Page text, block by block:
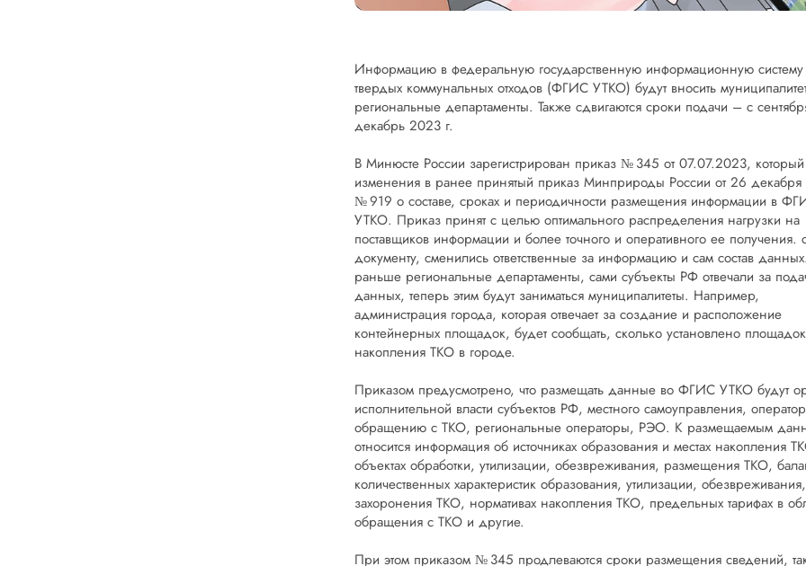
Информацию в федеральную государственную информационную систему
твердых коммунальных отходов (ФГИС УТКО) будут вносить
региональные департаменты. Также сдвигаются сроки подачи – с
декабрь 2023 г.
В Минюсте России зарегистрирован приказ № 345 от 07.07.2023, который
изменения в ранее принятый приказ Минприроды России от 26 декабря
№ 919 о составе, сроках и периодичности размещения информации в
УТКО. Приказ принят с целью оптимального распределения нагрузки на
поставщиков информации и более точного и оперативного ее получения.
документу, сменились ответственные за информацию и сам состав
раньше региональные департаменты, сами субъекты РФ отвечали за
данных, теперь этим будут заниматься муниципалитеты. Например,
администрация города, которая отвечает за создание и расположение
контейнерных площадок, будет сообщать, сколько установлено площадок
накопления ТКО в городе.
Приказом предусмотрено, что размещать данные во ФГИС УТКО будут
исполнительной власти субъектов РФ, местного самоуправления,
обращению с ТКО, региональные операторы, РЭО. К размещаемым
относится информация об источниках образования и местах накопления
объектах обработки, утилизации, обезвреживания, размещения ТКО,
количественных характеристик образования, утилизации, обезвреживания,
захоронения ТКО, нормативах накопления ТКО, предельных тарифах в
обращения с ТКО и другие.
При этом приказом № 345 продлеваются сроки размещения сведений,